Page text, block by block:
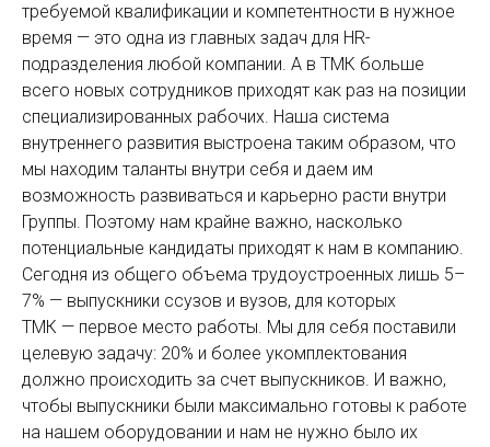
требуемой квалификации и компетентности в нужное
время — это одна из главных задач для HR-
подразделения любой компании. А в ТМК больше
всего новых сотрудников приходят как раз на позиции
специализированных рабочих. Наша система
внутреннего развития выстроена таким образом, что
мы находим таланты внутри себя и даем им
возможность развиваться и карьерно расти внутри
Группы. Поэтому нам крайне важно, насколько
потенциальные кандидаты приходят к нам в компанию.
Сегодня из общего объема трудоустроенных лишь 5–
7% — выпускники ссузов и вузов, для которых
ТМК — первое место работы. Мы для себя поставили
целевую задачу: 20% и более укомплектования
должно происходить за счет выпускников. И важно,
чтобы выпускники были максимально готовы к работе
на нашем оборудовании и нам не нужно было их